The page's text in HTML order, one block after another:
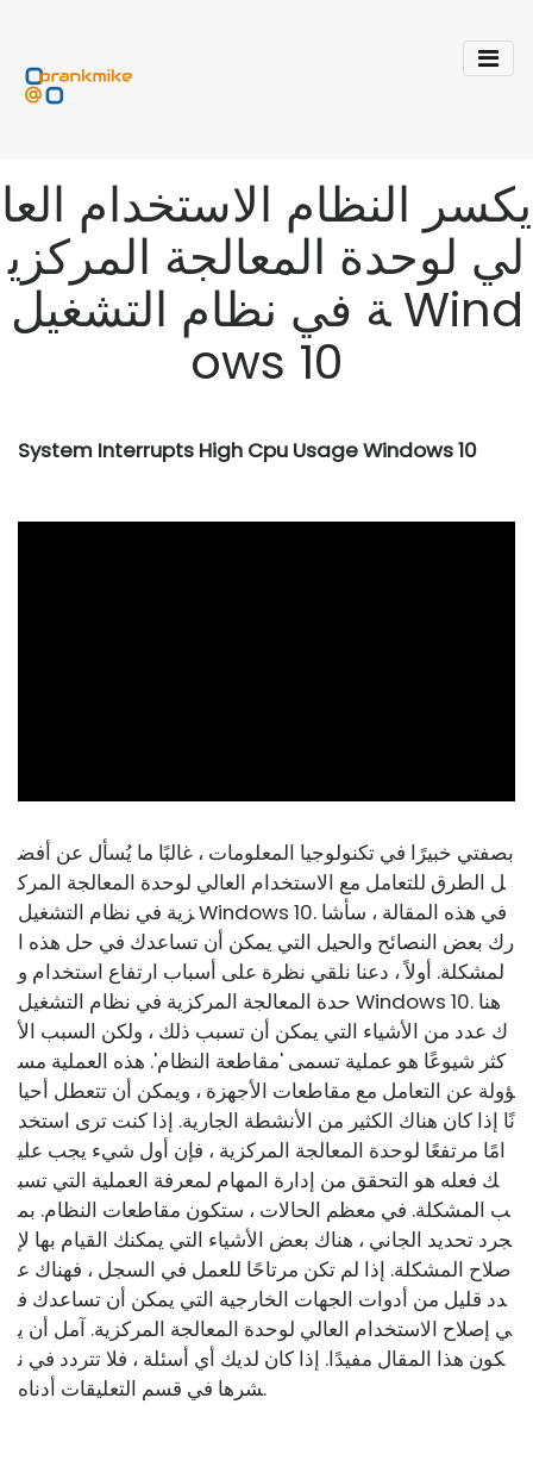
يكسر النظام الاستخدام العا
لي لوحدة المعالجة المركزي
ة في نظام التشغيل Wind
ows 10
System Interrupts High Cpu Usage Windows 10
بصفتي خبيرًا في تكنولوجيا المعلومات ، غالبًا ما يُسأل عن أفض
ل الطرق للتعامل مع الاستخدام العالي لوحدة المعالجة المرك
زية في نظام التشغيل Windows 10. في هذه المقالة ، سأشا
رك بعض النصائح والحيل التي يمكن أن تساعدك في حل هذه ا
لمشكلة. أولاً ، دعنا نلقي نظرة على أسباب ارتفاع استخدام و
حدة المعالجة المركزية في نظام التشغيل Windows 10. هنا
ك عدد من الأشياء التي يمكن أن تسبب ذلك ، ولكن السبب الأ
كثر شيوعًا هو عملية تسمى 'مقاطعة النظام'. هذه العملية مس
ؤولة عن التعامل مع مقاطعات الأجهزة ، ويمكن أن تتعطل أحيا
نًا إذا كان هناك الكثير من الأنشطة الجارية. إذا كنت ترى استخد
امًا مرتفعًا لوحدة المعالجة المركزية ، فإن أول شيء يجب علي
ك فعله هو التحقق من إدارة المهام لمعرفة العملية التي تسب
ب المشكلة. في معظم الحالات ، ستكون مقاطعات النظام. بم
جرد تحديد الجاني ، هناك بعض الأشياء التي يمكنك القيام بها لإ
صلاح المشكلة. إذا لم تكن مرتاحًا للعمل في السجل ، فهناك ع
دد قليل من أدوات الجهات الخارجية التي يمكن أن تساعدك ف
ي إصلاح الاستخدام العالي لوحدة المعالجة المركزية. آمل أن ي
كون هذا المقال مفيدًا. إذا كان لديك أي أسئلة ، فلا تتردد في ن
شرها في قسم التعليقات أدناه.